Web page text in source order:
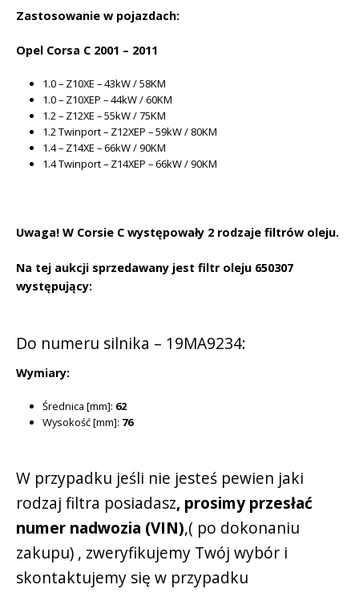
Zastosowanie w pojazdach:
Opel Corsa C 2001 – 2011
1.0 – Z10XE – 43kW / 58KM
1.0 – Z10XEP – 44kW / 60KM
1.2 – Z12XE – 55kW / 75KM
1.2 Twinport – Z12XEP – 59kW / 80KM
1.4 – Z14XE – 66kW / 90KM
1.4 Twinport – Z14XEP – 66kW / 90KM
Uwaga! W Corsie C występowały 2 rodzaje filtrów oleju.
Na tej aukcji sprzedawany jest filtr oleju 650307
występujący:
Do numeru silnika – 19MA9234:
Wymiary:
Średnica [mm]: 62
Wysokość [mm]: 76
W przypadku jeśli nie jesteś pewien jaki
rodzaj filtra posiadasz, prosimy przesłać
numer nadwozia (VIN),( po dokonaniu
zakupu) , zweryfikujemy Twój wybór i
skontaktujemy się w przypadku